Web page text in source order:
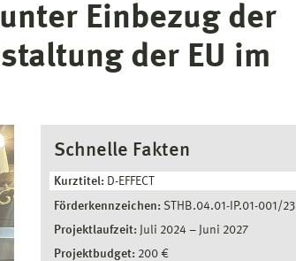
Einbezug der
der EU im
Schnelle Fakten
Kurztitel: D-EFFECT
Förderkennzeichen: STHB.04.01-IP.01-001/23
Projektlaufzeit:
Juli 2024 – Juni 2027
Projektbudget: 200 €